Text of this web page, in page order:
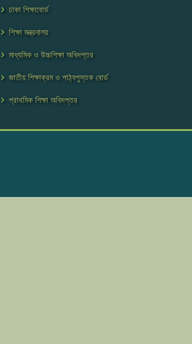
ঢাকা শিক্ষাবোর্ড
শিক্ষা মন্ত্রনালয়
মাধ্যমিক ও উচ্চশিক্ষা অধিদপ্তর
জাতীয় শিক্ষাক্রম ও পাঠ্যপুস্তক বোর্ড
প্রাথমিক শিক্ষা অধিদপ্তর